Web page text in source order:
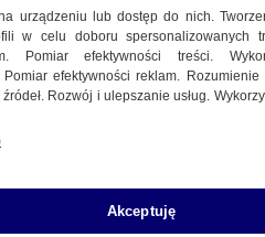
urządzeniu lub dostęp do nich.
w celu doboru spersonalizowanych
Pomiar efektywności treści.
efektywności reklam.
Rozwój i ulepszanie usług.
Akceptuję